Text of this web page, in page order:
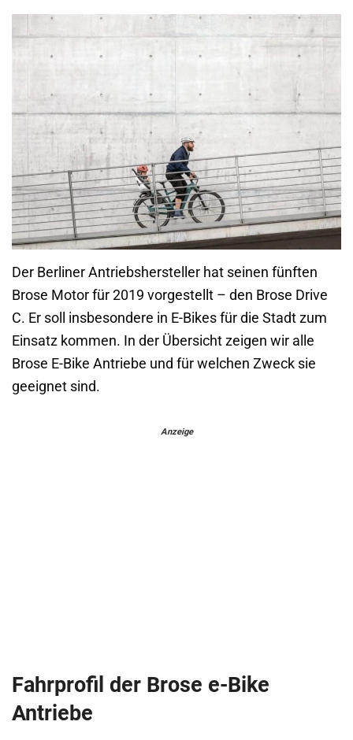
Der Berliner Antriebshersteller hat seinen fünften
Brose Motor für 2019 vorgestellt – den Brose Drive
C. Er soll insbesondere in E-Bikes für die Stadt zum
Einsatz kommen. In der Übersicht zeigen wir alle
Brose E-Bike Antriebe und für welchen Zweck sie
geeignet sind.
Anzeige
Fahrprofil der Brose e-Bike
Antriebe